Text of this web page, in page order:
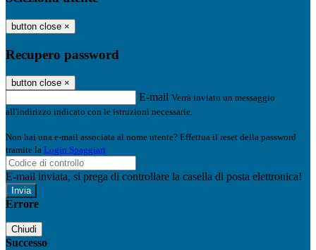
button close ×
Recupero password
button close ×
E-mail Verrà inviato un messaggio
all'indirizzo indicato con le istruzioni necessarie.
Non hai una e-mail associata al nome utente? Effettua il reset della password
tramite la Login Spaggiari
E-mail inviata, si prega di controllare la casella di posta elettronica!
Errore
Chiudi
Successo